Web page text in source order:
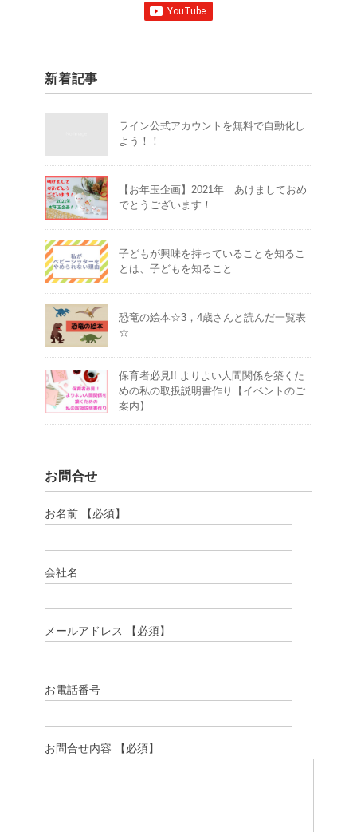
新着記事
ライン公式アカウントを無料で自動化し
よう！！
【お年玉企画】2021年 あけましておめ
でとうございます！
子どもが興味を持っていることを知るこ
とは、子どもを知ること
恐竜の絵本☆3，4歳さんと読んだ一覧表
☆
保育者必見!! よりよい人間関係を築くた
めの私の取扱説明書作り【イベントのご
案内】
お問合せ
お名前 【必須】
会社名
メールアドレス 【必須】
お電話番号
お問合せ内容 【必須】